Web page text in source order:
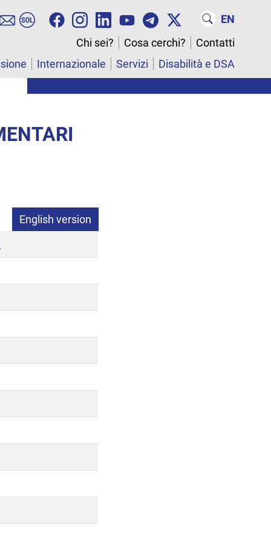
EN
Chi sei?
Cosa cerchi?
Contatti
Internazionale Servizi Disabilità e DSA
English version